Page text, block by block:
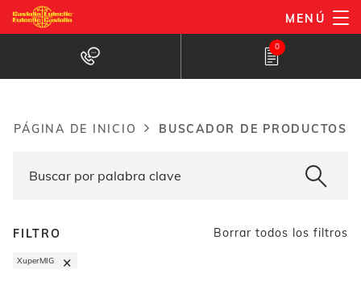
Pasar
al
principal
MENÚ
Buscador de productos
0
PÁGINA DE INICIO BUSCADOR DE PRODUCTOS
FILTRO Borrar todos los filtros
XuperMIG ×